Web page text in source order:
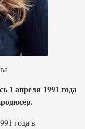
1 апреля 1991 года
года в